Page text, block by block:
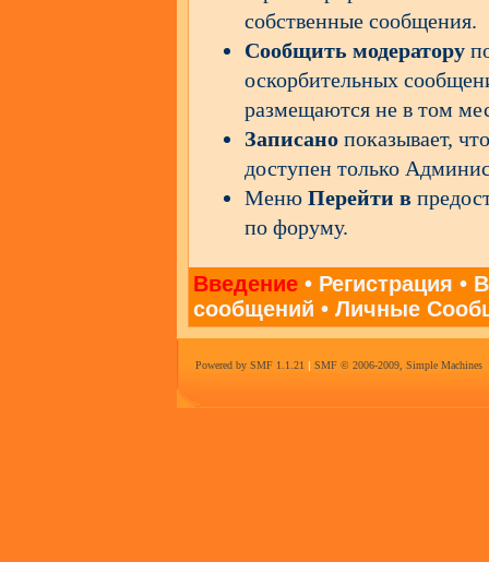
собственные сообщения.
Сообщить модератору
оскорбительных
размещаются не в том
Записано показывает,
доступен только
МенюПерейти в
по форуму.
Введение • Регистрация •
сообщений • Личные
Powered by SMF 1.1.21 | SMF © 2006-2009, Simple Machines